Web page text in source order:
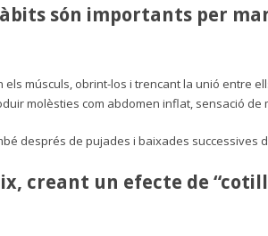
són importants per
músculs, obrint-los i trencant la unió entre
molèsties com abdomen inflat, sensació de
després de pujades i baixades successives
creant un efecte de